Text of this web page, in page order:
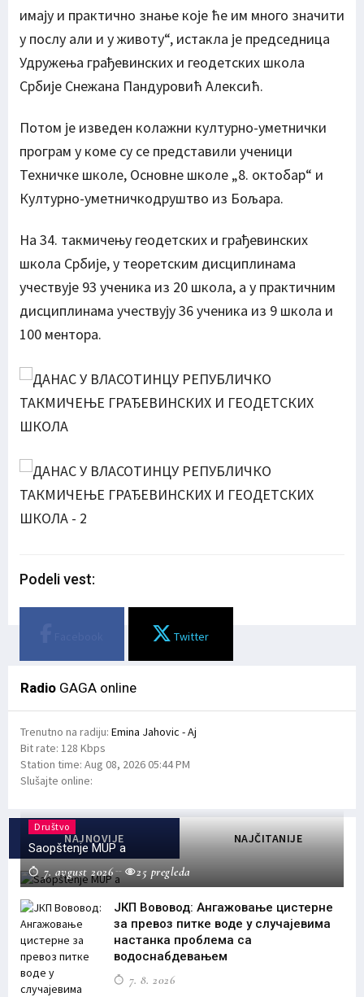
имају и практично знање које ће им много значити
у послу али и у животу“, истакла је председница
Удружења грађевинских и геодетских школа
Србије Снежана Пандуровић Алексић.
Потом је изведен колажни културно-уметнички
програм у коме су се представили ученици
Техничке школе, Основне школе „8. октобар“ и
Културно-уметничкодруштво из Бољара.
На 34. такмичењу геодетских и грађевинских
школа Србије, у теоретским дисциплинама
учествује 93 ученика из 20 школа, а у практичним
дисциплинама учествују 36 ученика из 9 школа и
100 ментора.
Podeli vest:
Twitter
Radio GAGA online
Trenutno na radiju: Emina Jahovic - Aj
Bit rate: 128 Kbps
Station time: Aug 08, 2026 05:44 PM
Slušajte online:
NAJNOVIJE NAJČITANIJE
Društvo
Saopštenje MUP a
7. avgust 2026
25 pregleda
ЈКП Вововод: Ангажовање цистерне
за превоз питке воде у случајевима
настанка проблема са
водоснабдевањем
7. 8. 2026